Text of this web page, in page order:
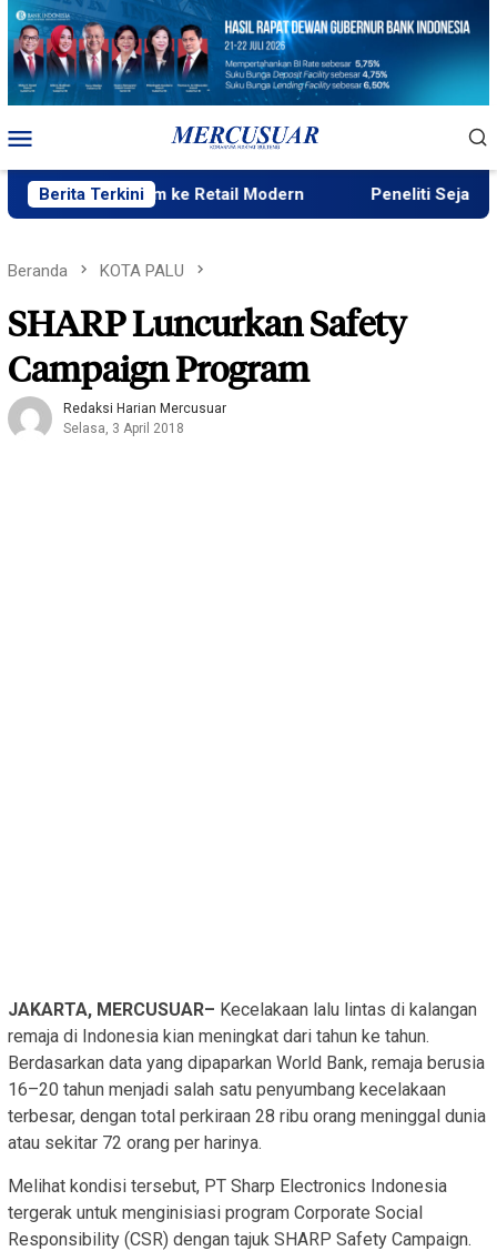
Loncat
konten
Mobile
Berita Terkini
ke Retail Modern Peneliti Sejarah: Penataan
Beranda KOTA PALU
SHARP Luncurkan Safety
Campaign Program
Redaksi Harian Mercusuar
Selasa, 3 April 2018
JAKARTA, MERCUSUAR– Kecelakaan lalu lintas di kalangan
remaja di Indonesia kian meningkat dari tahun ke tahun.
Berdasarkan data yang dipaparkan World Bank, remaja berusia
16–20 tahun menjadi salah satu penyumbang kecelakaan
terbesar, dengan total perkiraan 28 ribu orang meninggal dunia
atau sekitar 72 orang per harinya.
Melihat kondisi tersebut, PT Sharp Electronics Indonesia
tergerak untuk menginisiasi program Corporate Social
Responsibility (CSR) dengan tajuk SHARP Safety Campaign.